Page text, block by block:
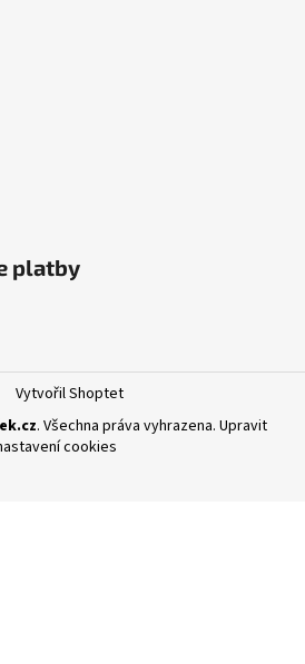
platby
Vytvořil Shoptet
. Všechna práva vyhrazena. Upravit
cookies